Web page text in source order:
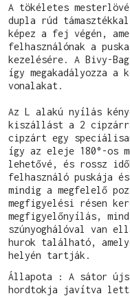
A tökéletes
dupla rúd
képez a fej végén,
felhasználónak a
kezelésére. A Bivy-
így megakadályozza a
vonalakat.
Az L alakú nyílás
kiszállást a 2
cipzárt egy
így az eleje 180°-os
lehetővé, és rossz
felhasználó puskája
mindig a megfelelő
megfigyelési résen
megfigyelőnyílás,
szúnyoghálóval van
hurok található,
helyén tartják.
Állapota : A sátor
hordtokja javítva